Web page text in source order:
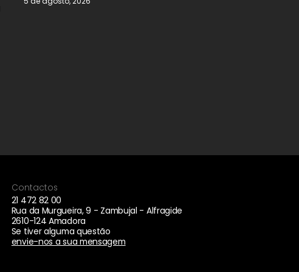
Contactos
21 472 82 00
Rua da Murgueira, 9 - Zambujal - Alfragide
2610-124 Amadora
Se tiver alguma questão
envie-nos a sua mensagem